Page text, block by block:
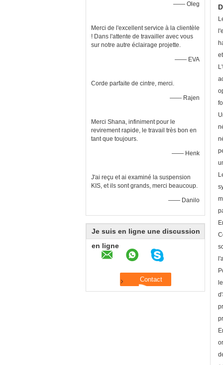
—— Oleg
Merci de l'excellent service à la clientèle
! Dans l'attente de travailler avec vous
sur notre autre éclairage projette.
—— EVA
Corde parfaite de cintre, merci.
—— Rajen
Merci Shana, infiniment pour le
revirement rapide, le travail très bon en
tant que toujours.
—— Henk
J'ai reçu et ai examiné la suspension
KIS, et ils sont grands, merci beaucoup.
—— Danilo
Je suis en ligne une discussion
en ligne